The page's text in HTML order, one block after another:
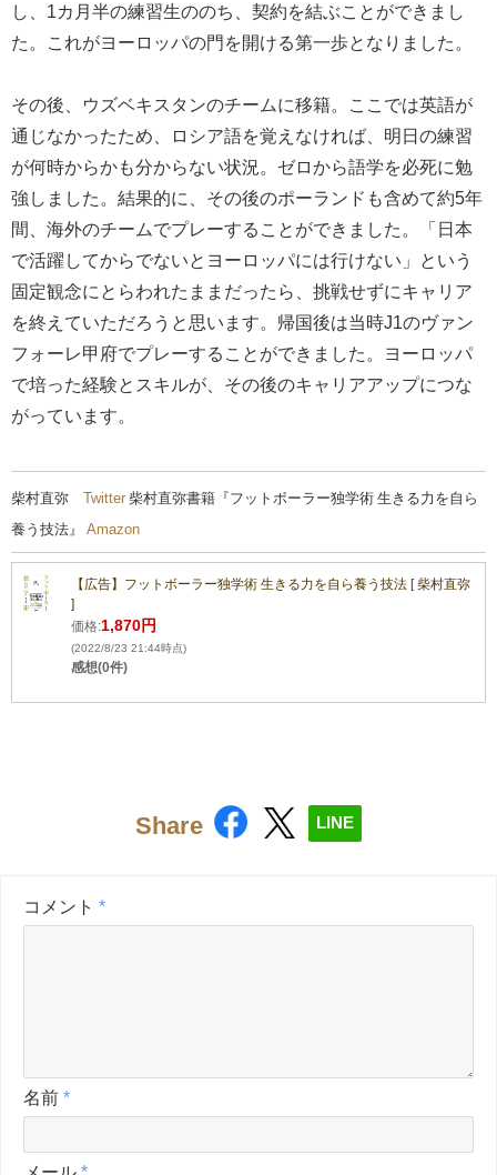
し、1カ月半の練習生ののち、契約を結ぶことができまし
た。これがヨーロッパの門を開ける第一歩となりました。
その後、ウズベキスタンのチームに移籍。ここでは英語が
通じなかったため、ロシア語を覚えなければ、明日の練習
が何時からかも分からない状況。ゼロから語学を必死に勉
強しました。結果的に、その後のポーランドも含めて約5年
間、海外のチームでプレーすることができました。「日本
で活躍してからでないとヨーロッパには行けない」という
固定観念にとらわれたままだったら、挑戦せずにキャリア
を終えていただろうと思います。帰国後は当時J1のヴァン
フォーレ甲府でプレーすることができました。ヨーロッパ
で培った経験とスキルが、その後のキャリアアップにつな
がっています。
柴村直弥 Twitter 柴村直弥書籍『フットボーラー独学術 生きる力を自ら
養う技法』 Amazon
【広告】フットボーラー独学術 生きる力を自ら養う技法 [ 柴村直弥
]
価格:1,870円
(2022/8/23 21:44時点)
感想(0件)
Share LINE
コメント *
名前 *
メール *